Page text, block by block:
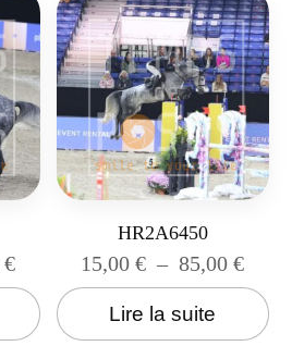
€
HR2A6450
15,00€ – 85,00€
Lire la suite